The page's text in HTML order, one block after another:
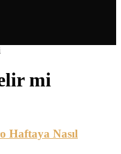
mi
Haftaya Nasıl